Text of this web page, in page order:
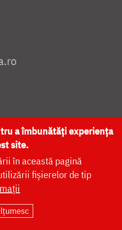
CATEDRALA NAȚIONALĂ
DOXOLOGIA MEDIA
| ©
a îmbunătăți experiența
site.
în această pagină
fișierelor de tip